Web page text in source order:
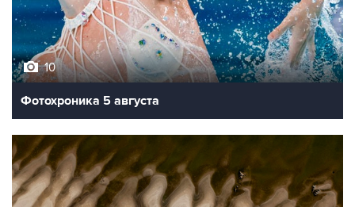
10
Фотохроника 5 августа